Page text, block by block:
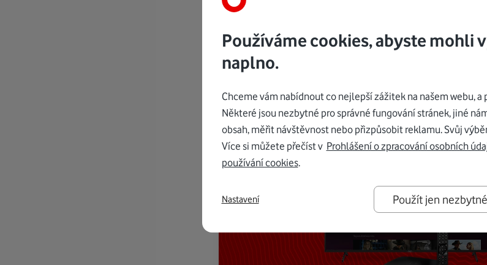
Používáme cookies, abyste mohli
naplno.
Chceme vám nabídnout co nejlepší zážitek na našem webu,
Některé jsou nezbytné pro správné fungování stránek, jiné
obsah, měřit návštěvnost nebo přizpůsobit reklamu. Svůj
Více si můžete přečíst v Prohlášení o zpracování osobních
používání cookies.
Použít jen nezbytné
Nastavení